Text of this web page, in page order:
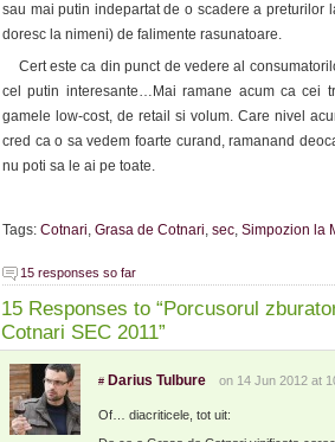
sau mai putin indepartat de o scadere a
doresc la nimeni) de falimente rasunatoare.
Cert este ca din punct de vedere al
cel putin interesante…Mai ramane acum ca cei
gamele low-cost, de retail si volum. Care nivel
cred ca o sa vedem foarte curand, ramanand
nu poti sa le ai pe toate.
Tags: Cotnari, Grasa de Cotnari, sec, Simpozion la
15 responses so far
15 Responses to “Porcusorul
Cotnari SEC 2011”
# Darius Tulbure on 14 Jun 2012 at
Of… diacriticele, tot uit: